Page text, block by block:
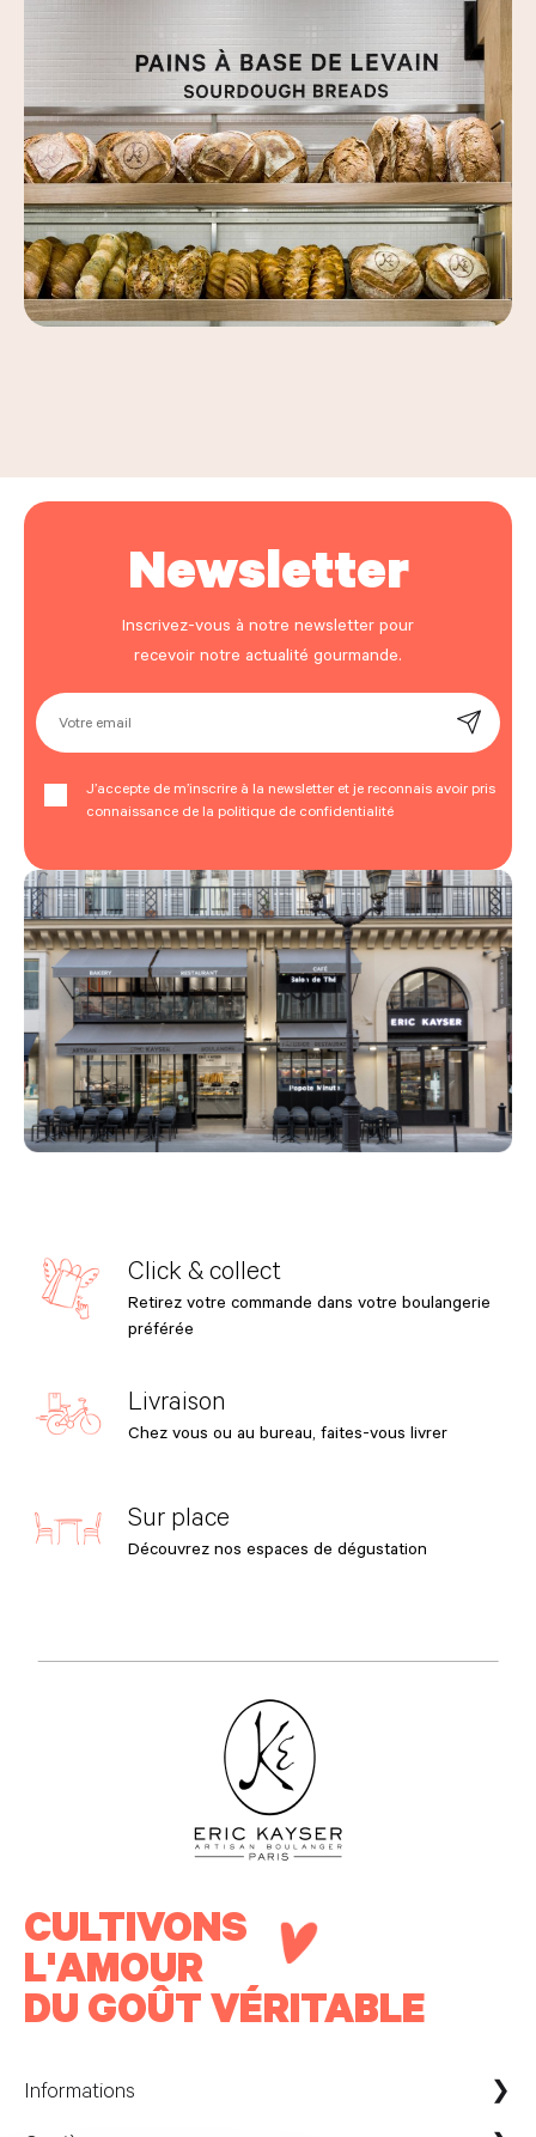
Newsletter
Inscrivez-vous à notre newsletter pour
recevoir notre actualité gourmande.
Votre email
J’accepte de m’inscrire à la newsletter et je reconnais avoir pris
connaissance de la politique de confidentialité
Click & collect
Retirez votre commande dans votre boulangerie
préférée
Livraison
Chez vous ou au bureau, faites-vous livrer
Sur place
Découvrez nos espaces de dégustation
CULTIVONS
L'AMOUR
DU GOÛT VÉRITABLE
Informations